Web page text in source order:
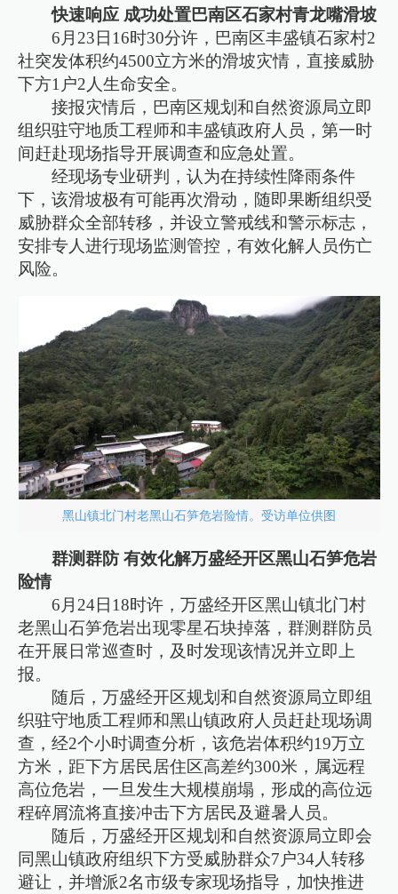
快速响应 成功处置巴南区石家村青龙嘴滑坡
6月23日16时30分许，巴南区丰盛镇石家村2
社突发体积约4500立方米的滑坡灾情，直接威胁
下方1户2人生命安全。
接报灾情后，巴南区规划和自然资源局立即
组织驻守地质工程师和丰盛镇政府人员，第一时
间赶赴现场指导开展调查和应急处置。
经现场专业研判，认为在持续性降雨条件
下，该滑坡极有可能再次滑动，随即果断组织受
威胁群众全部转移，并设立警戒线和警示标志，
安排专人进行现场监测管控，有效化解人员伤亡
风险。
黑山镇北门村老黑山石笋危岩险情。受访单位供图
群测群防 有效化解万盛经开区黑山石笋危岩
险情
6月24日18时许，万盛经开区黑山镇北门村
老黑山石笋危岩出现零星石块掉落，群测群防员
在开展日常巡查时，及时发现该情况并立即上
报。
随后，万盛经开区规划和自然资源局立即组
织驻守地质工程师和黑山镇政府人员赶赴现场调
查，经2个小时调查分析，该危岩体积约19万立
方米，距下方居民居住区高差约300米，属远程
高位危岩，一旦发生大规模崩塌，形成的高位远
程碎屑流将直接冲击下方居民及避暑人员。
随后，万盛经开区规划和自然资源局立即会
同黑山镇政府组织下方受威胁群众7户34人转移
避让，并增派2名市级专家现场指导，加快推进